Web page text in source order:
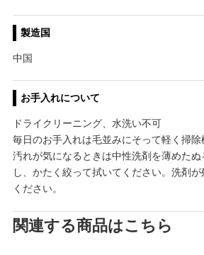
製造国
中国
お手入れについて
ドライクリーニング、水洗い不可
毎日のお手入れは毛並みにそって軽く掃除
汚れが気になるときは中性洗剤を薄めたぬ
し、かたく絞って拭いてください。洗剤
ください。
関連する商品はこちら